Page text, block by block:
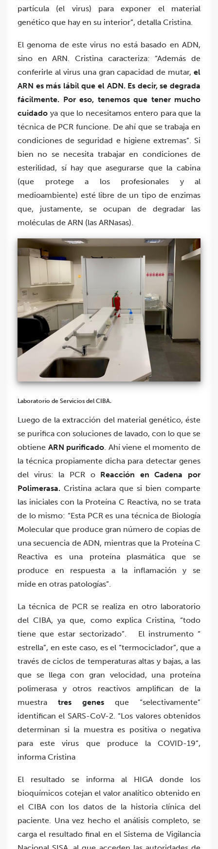
partícula (el virus) para exponer el material
genético que hay en su interior”, detalla Cristina.
El genoma de este virus no está basado en ADN,
sino en ARN. Cristina caracteriza: “Además de
conferirle al virus una gran capacidad de mutar, el
ARN es más lábil que el ADN. Es decir, se degrada
fácilmente. Por eso, tenemos que tener mucho
cuidado ya que lo necesitamos entero para que la
técnica de PCR funcione. De ahí que se trabaja en
condiciones de seguridad e higiene extremas”. Si
bien no se necesita trabajar en condiciones de
esterilidad, sí hay que asegurarse que la cabina
(que protege a los profesionales y al
medioambiente) esté libre de un tipo de enzimas
que, justamente, se ocupan de degradar las
moléculas de ARN (las ARNasas).
Laboratorio de Servicios del CIBA.
Luego de la extracción del material genético, éste
se purifica con soluciones de lavado, con lo que se
obtiene ARN purificado. Ahí viene el momento de
la técnica propiamente dicha para detectar genes
del virus: la PCR o Reacción en Cadena por
Polimerasa. Cristina aclara que si bien comparte
las iniciales con la Proteína C Reactiva, no se trata
de lo mismo: “Esta PCR es una técnica de Biología
Molecular que produce gran número de copias de
una secuencia de ADN, mientras que la Proteína C
Reactiva es una proteína plasmática que se
produce en respuesta a la inflamación y se
mide en otras patologías”.
La técnica de PCR se realiza en otro laboratorio
del CIBA, ya que, como explica Cristina, “todo
tiene que estar sectorizado”. El instrumento “
estrella”, en este caso, es el “termociclador”, que a
través de ciclos de temperaturas altas y bajas, a las
que se llega con gran velocidad, una proteína
polimerasa y otros reactivos amplifican de la
muestra tres genes que “selectivamente”
identifican el SARS-CoV-2. “Los valores obtenidos
determinan si la muestra es positiva o negativa
para este virus que produce la COVID-19”,
informa Cristina
El resultado se informa al HIGA donde los
bioquímicos cotejan el valor analítico obtenido en
el CIBA con los datos de la historia clínica del
paciente. Una vez hecho el análisis completo, se
carga el resultado final en el Sistema de Vigilancia